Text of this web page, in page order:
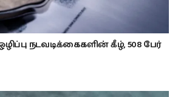
நடவடிக்கைகளின் கீழ், 508 பேர்